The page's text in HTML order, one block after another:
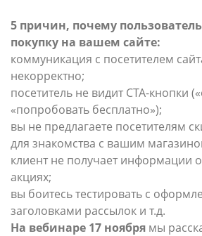
5 причин, почему
покупку на вашем сайте:
коммуникация с посетителем
некорректно;
посетитель не видит СТА-кнопки
«попробовать бесплатно»);
вы не предлагаете посетителям
для знакомства с вашим
клиент не получает информации
акциях;
вы боитесь тестировать с
заголовками рассылок и т.д.
На вебинаре 17 ноября мы